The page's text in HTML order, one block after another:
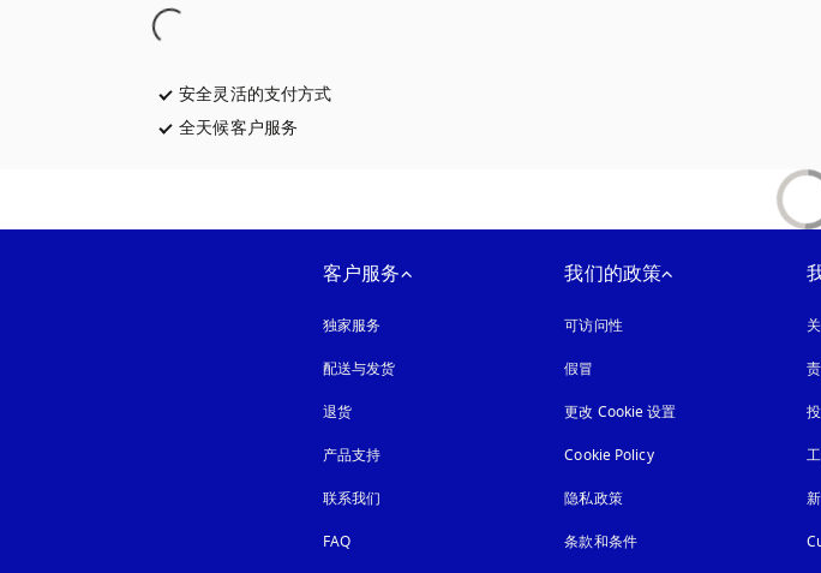
安全灵活的支付方式
全天候客户服务
客户服务
独家服务
配送与发货
退货
产品支持
联系我们
FAQ
我们的政策
可访问性在新选项卡中打开
假冒
更改 Cookie 设置
Cookie Policy在新选项卡中打开
隐私政策在新选项卡中打开
条款和条件